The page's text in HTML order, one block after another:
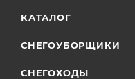
КАТАЛОГ
СНЕГОУБОРЩИКИ
СНЕГОХОДЫ